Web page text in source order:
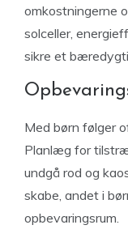
omkostningerne
solceller,
sikre et
Med børn følger
Planlæg for
undgå rod og
skabe, andet i
opbevaringsrum.